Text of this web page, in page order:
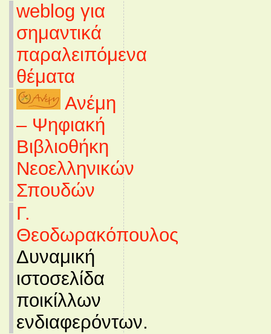
weblog για
σημαντικά
παραλειπόμενα
θέματα
Ανέμη
– Ψηφιακή
Βιβλιοθήκη
Νεοελληνικών
Σπουδών
Γ.
Θεοδωρακόπουλος
Δυναμική
ιστοσελίδα
ποικίλλων
ενδιαφερόντων.